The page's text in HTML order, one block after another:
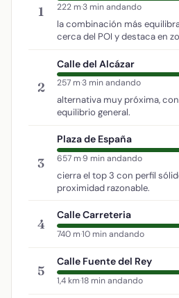
1 222 m·3 min andando
la combinación más
cerca del POI y destaca en
2
Calle del Alcázar
257 m·3 min andando
alternativa muy próxima,
equilibrio general.
3
Plaza de España
657 m·9 min andando
cierra el top 3 con perfil
proximidad razonable.
4
Calle Carreteria
740 m·10 min andando
5
Calle Fuente del Rey
1,4 km·18 min andando